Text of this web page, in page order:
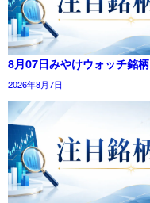
8月07日みやけウォッチ銘柄
2026年8月7日